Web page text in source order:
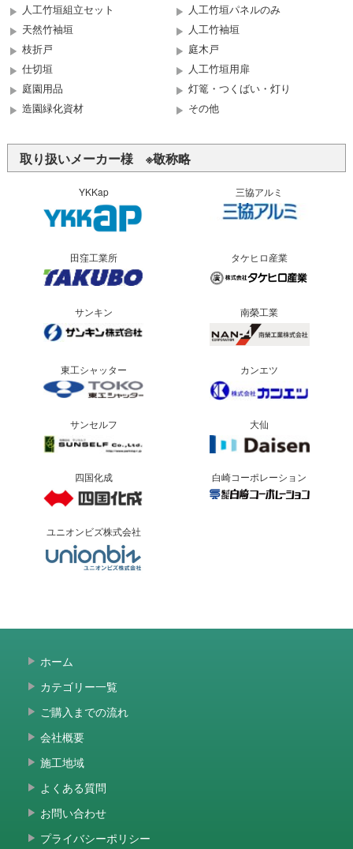
人工竹垣組立セット
人工竹垣パネルのみ
天然竹袖垣
人工竹袖垣
枝折戸
庭木戸
仕切垣
人工竹垣用扉
庭園用品
灯篭・つくばい・灯り
造園緑化資材
その他
取り扱いメーカー様 ※敬称略
YKKap 三協アルミ
田窪工業所 タケヒロ産業
サンキン 南榮工業
東工シャッター カンエツ
サンセルフ 大仙
四国化成 白崎コーポレーション
ユニオンビズ株式会社
ホーム
カテゴリー一覧
ご購入までの流れ
会社概要
施工地域
よくある質問
お問い合わせ
プライバシーポリシー